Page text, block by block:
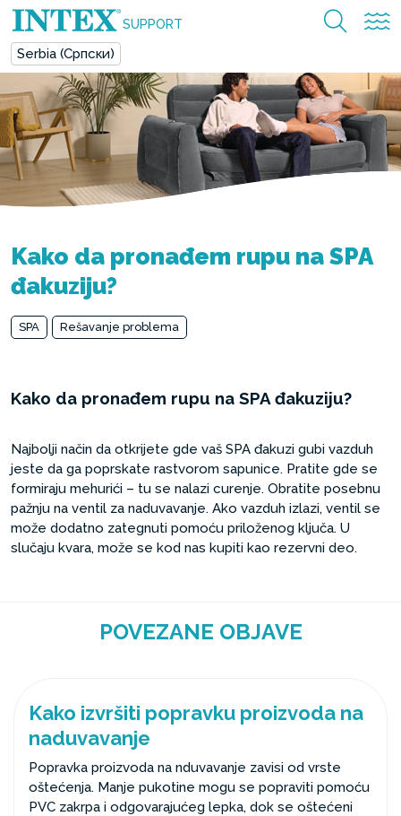
SUPPORT
Serbia (Српски)
Kako da pronađem rupu na SPA
đakuziju?
SPA Rešavanje problema
Kako da pronađem rupu na SPA đakuziju?
Najbolji način da otkrijete gde vaš SPA đakuzi gubi vazduh
jeste da ga poprskate rastvorom sapunice. Pratite gde se
formiraju mehurići – tu se nalazi curenje. Obratite posebnu
pažnju na ventil za naduvavanje. Ako vazduh izlazi, ventil se
može dodatno zategnuti pomoću priloženog ključa. U
slučaju kvara, može se kod nas kupiti kao rezervni deo.
POVEZANE OBJAVE
Kako izvršiti popravku proizvoda na
naduvavanje
Popravka proizvoda na nduvavanje zavisi od vrste
oštećenja. Manje pukotine mogu se popraviti pomoću
PVC zakrpa i odgovarajućeg lepka, dok se oštećeni